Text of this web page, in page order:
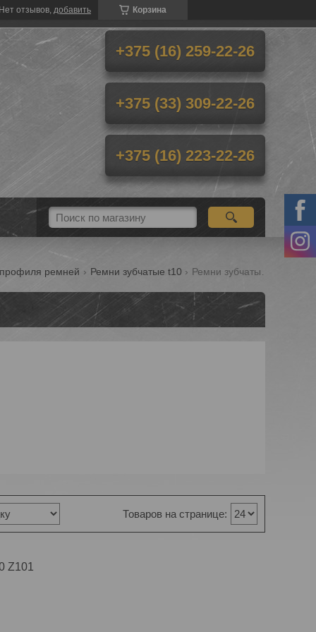
Корзина
Нет отзывов, добавить
+375 (16) 259-22-26
+375 (33) 309-22-26
+375 (16) 223-22-26
ремней Ремни зубчатые t10
Z101